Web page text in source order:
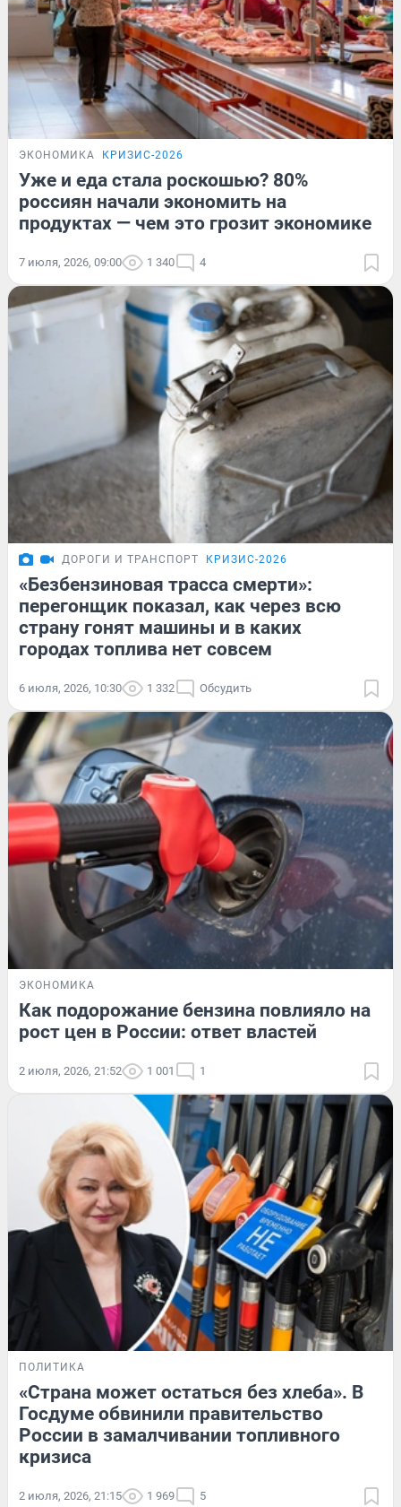
ЭКОНОМИКА КРИЗИС-2026
Уже и еда стала роскошью? 80%
россиян начали экономить на
продуктах — чем это грозит экономике
7 июля, 2026, 09:00 1 340 4
ДОРОГИ И ТРАНСПОРТ КРИЗИС-2026
«Безбензиновая трасса смерти»:
перегонщик показал, как через всю
страну гонят машины и в каких
городах топлива нет совсем
6 июля, 2026, 10:30 1 332 Обсудить
ЭКОНОМИКА
Как подорожание бензина повлияло на
рост цен в России: ответ властей
2 июля, 2026, 21:52 1 001 1
ПОЛИТИКА
«Страна может остаться без хлеба». В
Госдуме обвинили правительство
России в замалчивании топливного
кризиса
2 июля, 2026, 21:15 1 969 5